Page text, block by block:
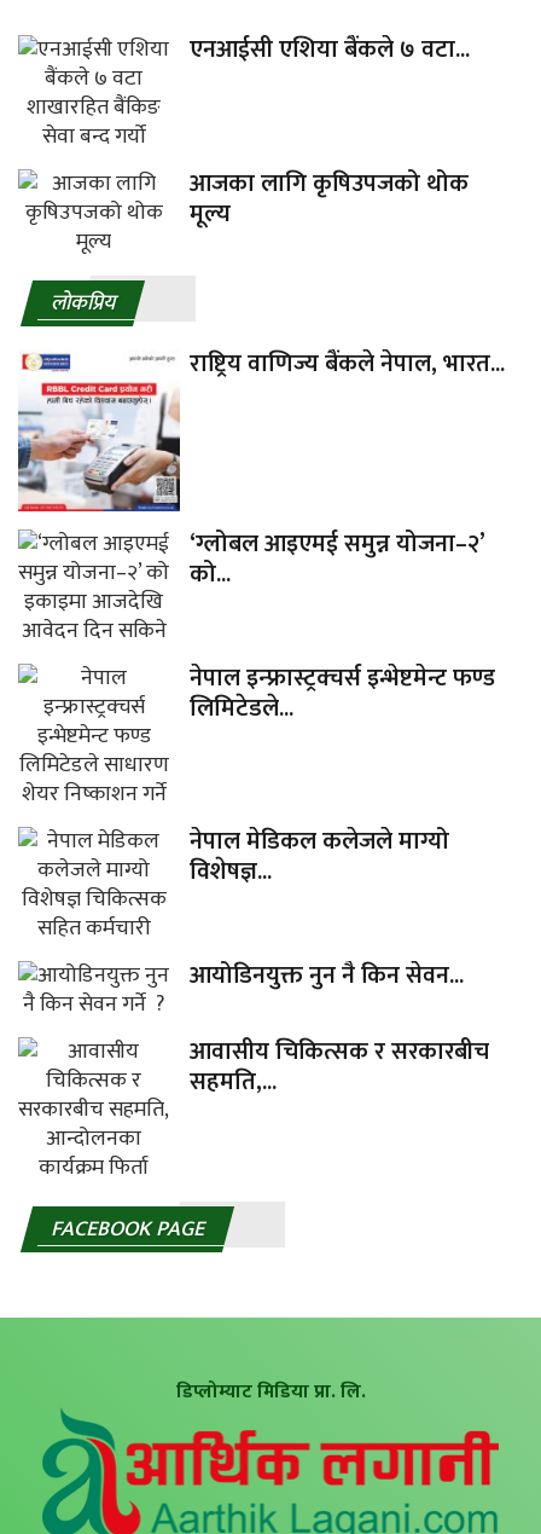
एनआईसी एशिया बैंकले ७ वटा...
आजका लागि कृषिउपजको थोक
मूल्य
लाेकप्रिय
राष्ट्रिय वाणिज्य बैंकले नेपाल, भारत...
‘ग्लोबल आइएमई समुन्न योजना–२’
को...
नेपाल इन्फ्रास्ट्रक्चर्स इन्भेष्टमेन्ट फण्ड
लिमिटेडले...
नेपाल मेडिकल कलेजले माग्यो
विशेषज्ञ...
आयोडिनयुक्त नुन नै किन सेवन...
आवासीय चिकित्सक र सरकारबीच
सहमति,...
FACEBOOK PAGE
डिप्लोम्याट मिडिया प्रा. लि.